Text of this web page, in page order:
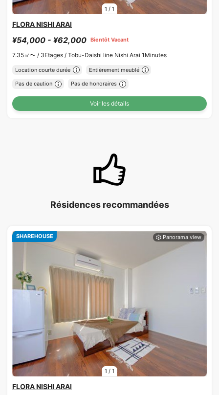
1 / 1
FLORA NISHI ARAI
¥54,000 - ¥62,000 Bientôt Vacant
7.35㎡〜 / 3Etages / Tobu-Daishi line Nishi Arai 1Minutes
Location courte durée Entièrement meublé
Pas de caution Pas de honoraires
Voir les détails
Résidences recommandées
1 / 1
SHAREHOUSE
FLORA NISHI ARAI